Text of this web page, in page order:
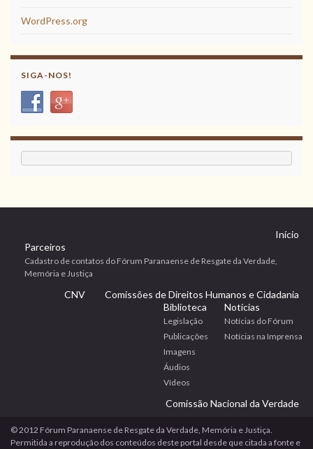
WordPress.org
SIGA-NOS!
Início
Parceiros
Cadastro de contatos do Fórum Paranaense de Resgate da Verdade,
Memória e Justiça
CNV
Comissões de Direitos Humanos e Cidadania
Biblioteca
Legislação
Publicações
Imagens
Áudios
Vídeos
Notícias
Notícias do Fórum
Notícias na Imprensa
Comissão Nacional da Verdade
© 2012 Fórum Paranaense de Resgate da Verdade, Memória e Justiça.
Permitida a reprodução dos conteúdos deste portal desde que citada a fonte e